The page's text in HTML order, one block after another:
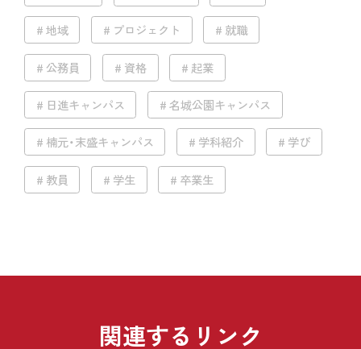
地域 プロジェクト 就職
公務員 資格 起業
日進キャンパス 名城公園キャンパス
楠元・末盛キャンパス 学科紹介 学び
教員 学生 卒業生
関連するリンク